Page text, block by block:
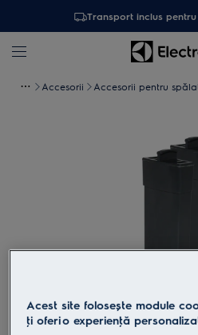
Transport inclus pentru
Accesorii Accesorii pentru
Atinge
Acest site folosește module
ţi oferi o experienţă